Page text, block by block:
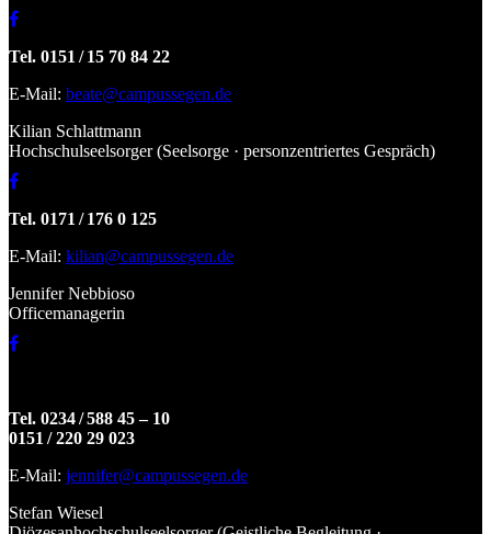
Tel. 0151 / 15 70 84 22
E-Mail: beate@campussegen.de
Kilian Schlattmann
Hochschulseelsorger (Seelsorge · personzentriertes Gespräch)
Tel. 0171 / 176 0 125
E-Mail: kilian@campussegen.de
Jennifer Nebbioso
Officemanagerin
Tel. 0234 / 588 45 – 10
0151 / 220 29 023
E-Mail: jennifer@campussegen.de
Stefan Wiesel